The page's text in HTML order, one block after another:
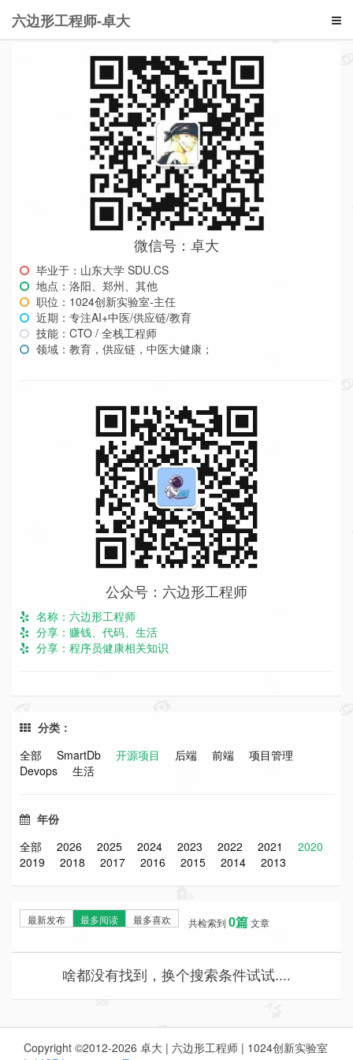
六边形工程师-卓大
微信号：卓大
毕业于：山东大学 SDU.CS
地点：洛阳、郑州、其他
职位：1024创新实验室-主任
近期：专注AI+中医/供应链/教育
技能：CTO / 全栈工程师
领域：教育，供应链，中医大健康；
公众号：六边形工程师
名称：六边形工程师
分享：赚钱、代码、生活
分享：程序员健康相关知识
分类：
全部
SmartDb 开源项目 后端 前端
项目管理
Devops
生活
年份
全部
2026 2025 2024 2023 2022 2021
2020
2019
2018 2017 2016 2015 2014 2013
最新发布 最多阅读 最多喜欢 共检索到 0篇文章
啥都没有找到，换个搜索条件试试....
Copyright ©2012-2026 卓大 | 六边形工程师 | 1024创新实验室